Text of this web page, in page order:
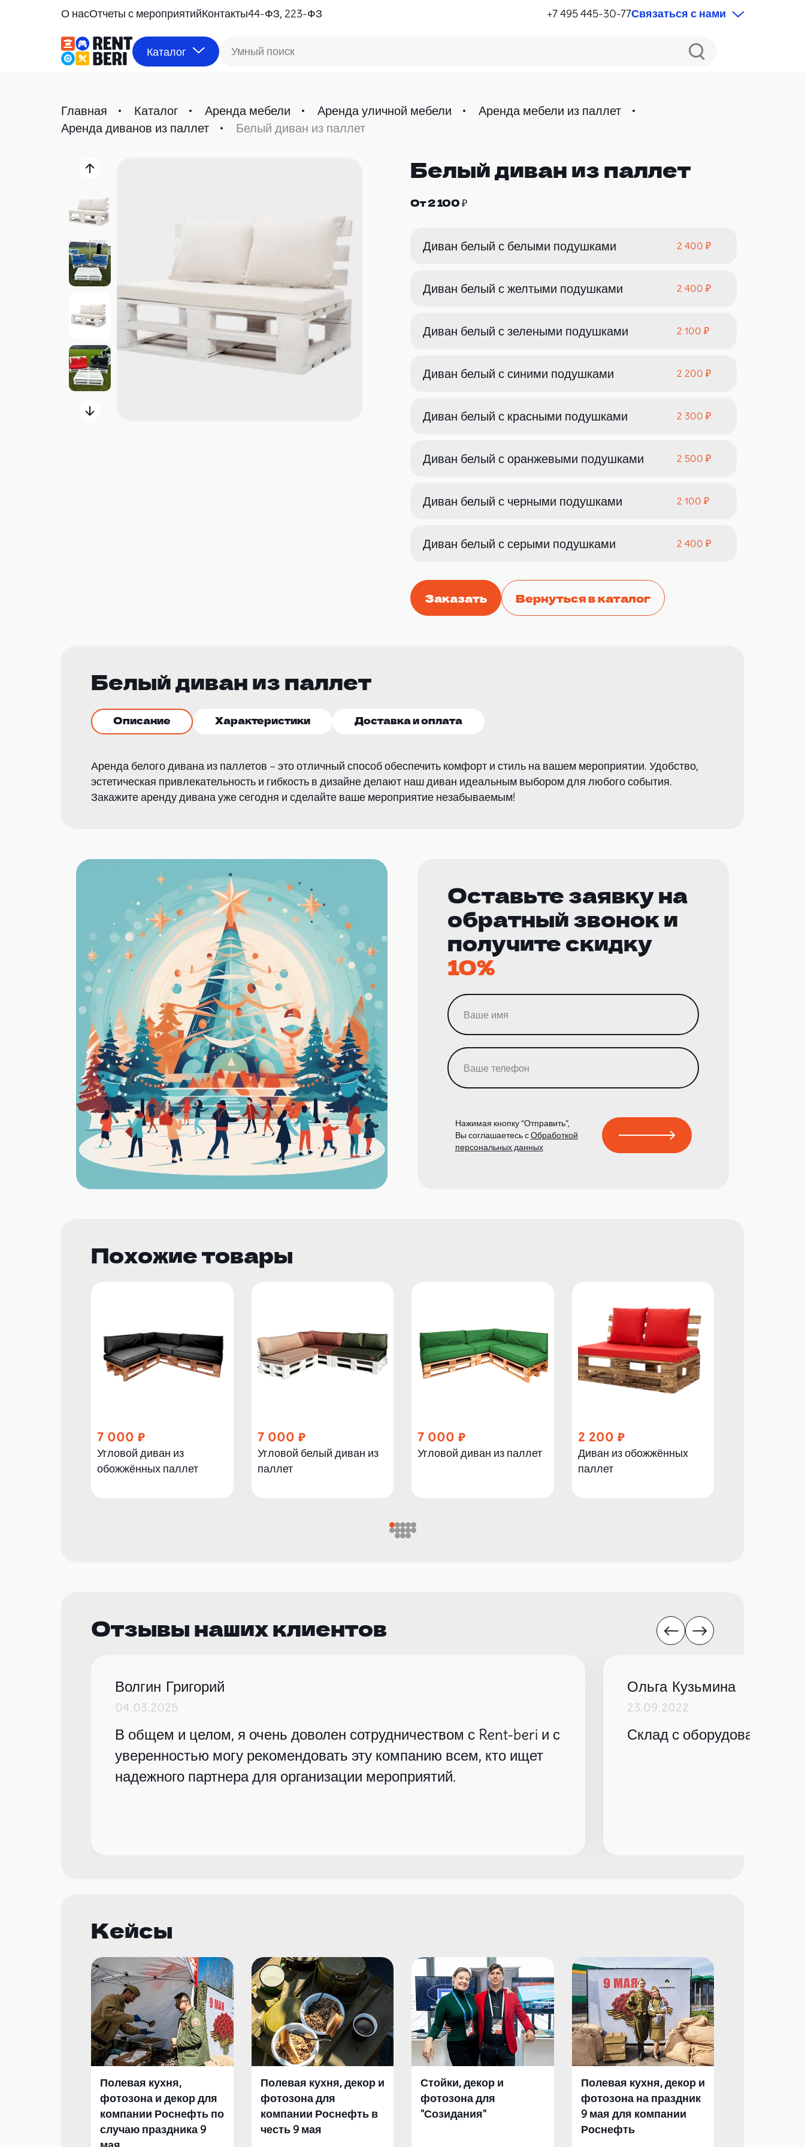
О насОтчеты с мероприятийКонтакты44-ФЗ, 223-ФЗ +7 495 445-30-77Связаться с нами
Каталог Умный поиск
Главная Каталог Аренда мебели Аренда уличной мебели
Аренда мебели из паллет
Аренда диванов из паллет
Белый диван из паллет
Белый диван из паллет
От 2 100 ₽
Диван белый с белыми подушками 2 400 ₽
Диван белый с желтыми подушками 2 400 ₽
Диван белый с зелеными подушками 2 100 ₽
Диван белый с синими подушками 2 200 ₽
Диван белый с красными подушками 2 300 ₽
Диван белый с оранжевыми подушками 2 500 ₽
Диван белый с черными подушками 2 100 ₽
Диван белый с серыми подушками 2 400 ₽
Заказать Вернуться в каталог
Белый диван из паллет
Описание Характеристики Доставка и оплата
Аренда белого дивана из паллетов – это отличный способ обеспечить комфорт и стиль на вашем мероприятии. Удобство,
эстетическая привлекательность и гибкость в дизайне делают наш диван идеальным выбором для любого события.
Закажите аренду дивана уже сегодня и сделайте ваше мероприятие незабываемым!
Оставьте заявку на
обратный звонок и
получите скидку
10%
Нажимая кнопку “Отправить”,
Вы соглашаетесь сОбработкой
персональных данных
Похожие товары
7 000
Угловой диван из
обожжённых паллет
7 000
Угловой белый диван из
паллет
7 000
Угловой диван из паллет
2 200
Диван из обожжённых
паллет
Отзывы наших клиентов
Волгин Григорий
04.03.2025
В общем и целом, я очень доволен сотрудничеством с Rent-beri и с
уверенностью могу рекомендовать эту компанию всем, кто ищет
надежного партнера для организации мероприятий.
Ольга Кузьмина
23.09.2022
Склад с оборудованием
Кейсы
Полевая кухня,
фотозона и декор для
компании Роснефть по
случаю праздника 9
Полевая кухня, декор и
фотозона для
компании Роснефть в
честь 9 мая
Стойки, декор и
фотозона для
"Созидания"
Полевая кухня, декор и
фотозона на праздник
9 мая для компании
Роснефть